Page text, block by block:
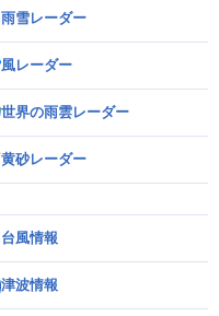
雨雪レーダー
風レーダー
世界の雨雲レーダー
黄砂レーダー
台風情報
津波情報